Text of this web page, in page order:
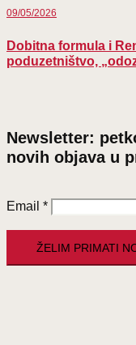
09/05/2026
Dobitna formula i
poduzetništvo,
Newsletter:
novih objava u
Email *